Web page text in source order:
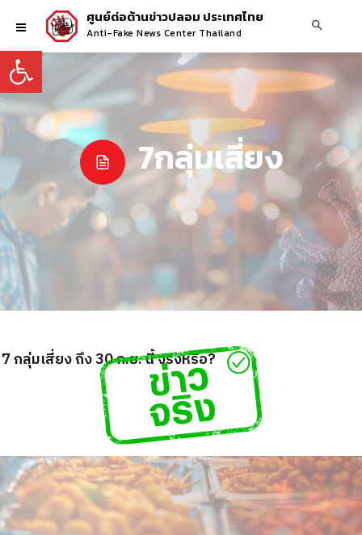
Open toolbar
ศูนย์ต่อต้านข่าวปลอม ประเทศไทย
Anti-Fake News Center Thailand
7กลุ่มเสี่ยง
กลุ่มเสี่ยง ถึง 30 ก.ย. นี้ จริงหรือ?